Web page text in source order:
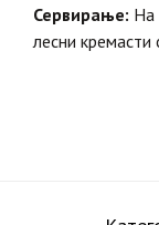
Сервирање: На
лесни кремасти